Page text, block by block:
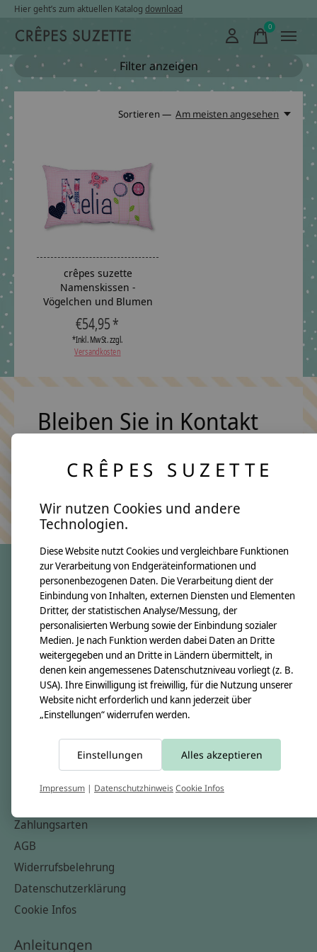
Hier geht’s zum aktuellen Katalog download
0items
Filter anzeigen
Sortieren — Am meisten angesehen
crêpes suzette
Namenskissen -
Vögelchen und Blumen
€54,95 *
*Inkl. MwSt. zzgl.
Versandkosten
Bleiben Sie in Kontakt
Keine Sorge, wir übertreiben es nicht
crêpes suzette
Über uns
Unsere Creppies
Nähkästchen
Unsere Stoffe
Impressum
Informationen
Kontakt
Zahlungsarten
AGB
Widerrufsbelehrung
Datenschutzerklärung
Cookie Infos
Anleitungen
CRÊPES SUZETTE
Wir nutzen Cookies und andere
Technologien.
Diese Website nutzt Cookies und vergleichbare Funktionen
zur Verarbeitung von Endgeräteinformationen und
personenbezogenen Daten. Die Verarbeitung dient der
Einbindung von Inhalten, externen Diensten und Elementen
Dritter, der statistischen Analyse/Messung, der
personalisierten Werbung sowie der Einbindung sozialer
Medien. Je nach Funktion werden dabei Daten an Dritte
weitergegeben und an Dritte in Ländern übermittelt, in
denen kein angemessenes Datenschutzniveau vorliegt (z. B.
USA). Ihre Einwilligung ist freiwillig, für die Nutzung unserer
Website nicht erforderlich und kann jederzeit über
„Einstellungen“ widerrufen werden.
Einstellungen Alles akzeptieren
Impressum | DatenschutzhinweisCookie Infos